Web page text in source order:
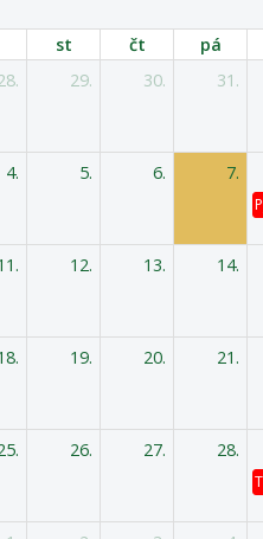
st čt pá
29. 30. 31.
4. 5. 6. 7.
12. 13. 14.
19. 20. 21.
26. 27. 28.